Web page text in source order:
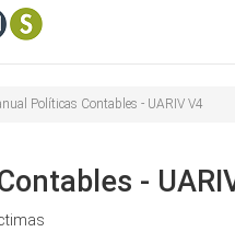
Políticas Contables - UARIV V4
-